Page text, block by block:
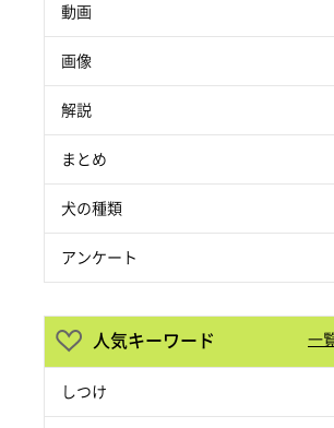
動画
画像
解説
まとめ
犬の種類
アンケート
人気キーワード 一
しつけ